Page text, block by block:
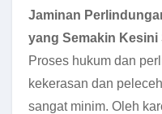
Jaminan
yang Semakin Kesini
Proses hukum dan
kekerasan dan
sangat minim. Oleh